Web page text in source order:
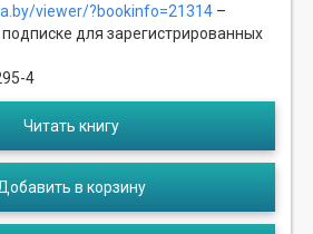
viewer/?bookinfo=21314 –
для зарегистрированных
4
Читать книгу
в корзину